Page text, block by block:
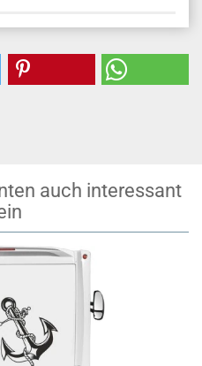
auch interessant